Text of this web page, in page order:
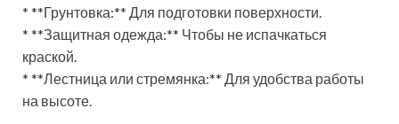
* **Грунтовка:** Для подготовки поверхности.
* **Защитная одежда:** Чтобы не испачкаться
краской.
* **Лестница или стремянка:** Для удобства работы
на высоте.